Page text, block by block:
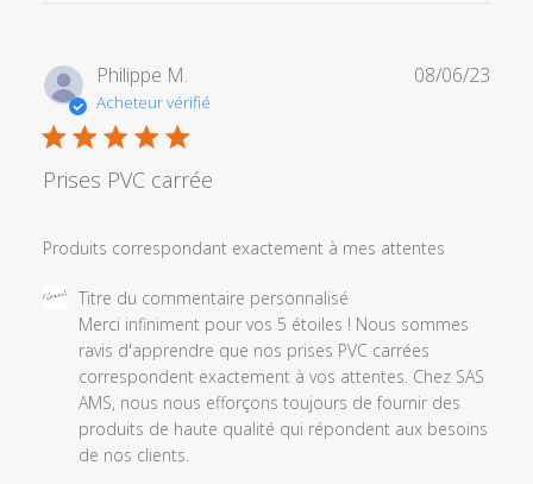
Philippe M.
Acheteur vérifié
Prises PVC carrée
Produits correspondant exactement à mes attentes
Commentaires
propriétaire
magasin
l'examen
Titre du commentaire personnalisé
Merci infiniment pour vos 5 étoiles ! Nous sommes
ravis d'apprendre que nos prises PVC carrées
correspondent exactement à vos attentes. Chez SAS
AMS, nous nous efforçons toujours de fournir des
produits de haute qualité qui répondent aux besoins
de nos clients.
08/06/23